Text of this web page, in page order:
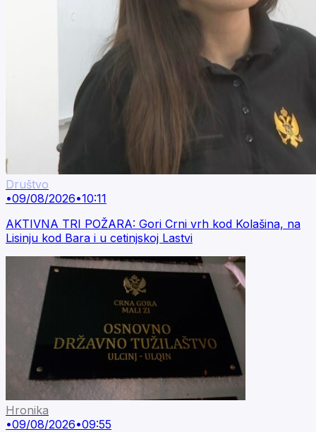
Društvo
•09/08/2026•10:11
AKTIVNA TRI POŽARA: Gori Crni vrh kod Kolašina, na
Lisinju kod Bara i u cetinjskoj Lastvi
Hronika
•09/08/2026•09:55